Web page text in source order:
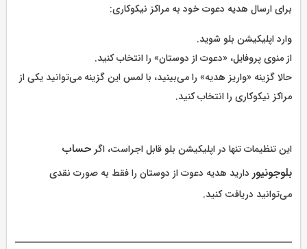
برای ارسال هدیه دعوت خود به مراکز نیکوکاری:
وارد اپلیکیشن بلو شوید.
از منوی پروفایل، «دعوت از دوستان» را انتخاب کنید.
حالا گزینه «واریز هدیه» را می‌بینید، با لمس این گزینه می‌توانید یکی از
مراکز نیکوکاری را انتخاب کنید.
این تنظیمات تنها در اپلیکیشن بلو قابل اجراست، اگر حساب
بلوجونیور دارید هدیه دعوت از دوستان را فقط به صورت نقدی
می‌توانید دریافت کنید.